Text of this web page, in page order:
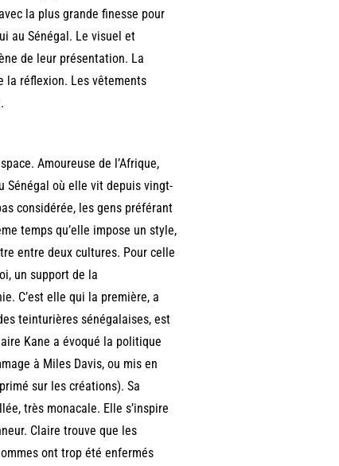
la plus grande finesse pour
au Sénégal. Le visuel et
de leur présentation. La
la réflexion. Les vêtements
Amoureuse de l’Afrique,
Sénégal où elle vit depuis vingt-
considérée, les gens préférant
temps qu’elle impose un style,
entre deux cultures. Pour celle
un support de la
C’est elle qui la première, a
teinturières sénégalaises, est
Kane a évoqué la politique
à Miles Davis, ou mis en
sur les créations). Sa
très monacale. Elle s’inspire
Claire trouve que les
ont trop été enfermés